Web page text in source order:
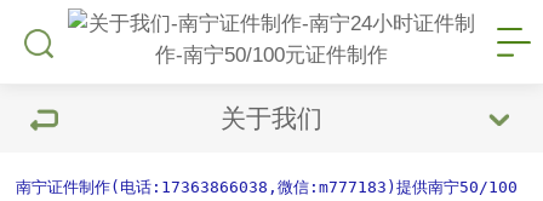
关于我们
南宁证件制作(电话:17363866038,微信:m777183)提供南宁50/100